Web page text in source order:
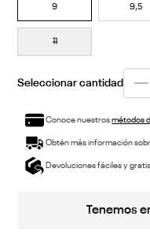
9 9,5
11
Conoce nuestrosmétodos
Obtén más información
Devoluciones fáciles y
Tenemos